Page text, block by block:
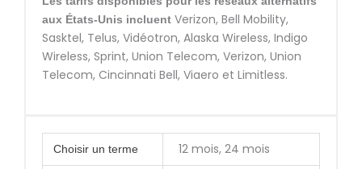
aux États-Unis incluent Verizon, Bell Mobility,
Sasktel, Telus, Vidéotron, Alaska Wireless, Indigo
Wireless, Sprint, Union Telecom, Verizon, Union
Telecom, Cincinnati Bell, Viaero et Limitless.
Choisir un terme 12 mois, 24 mois